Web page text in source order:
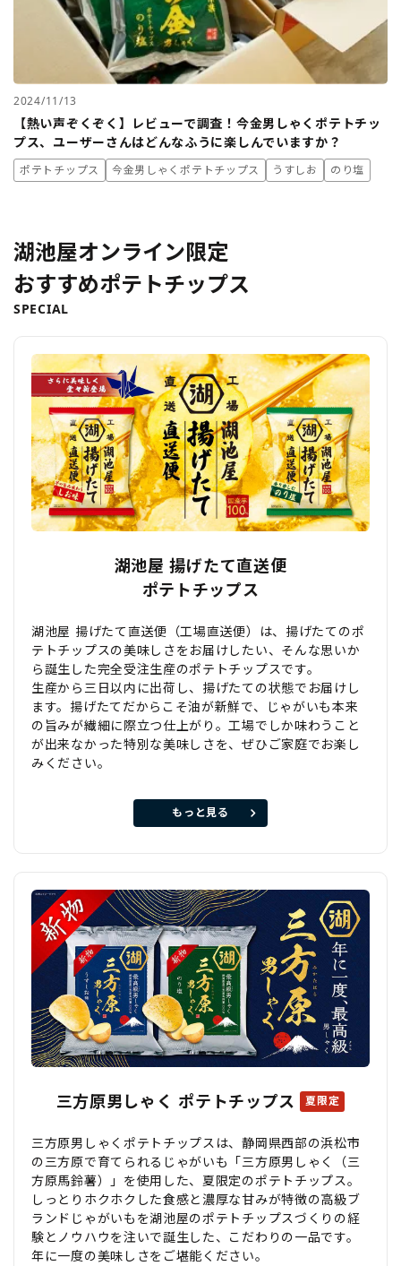
2024/11/13
【熱い声ぞくぞく】レビューで調査！今金男しゃくポテトチッ
プス、ユーザーさんはどんなふうに楽しんでいますか？
ポテトチップス 今金男しゃくポテトチップス うすしお のり塩
湖池屋オンライン限定
おすすめポテトチップス
SPECIAL
湖池屋 揚げたて直送便
ポテトチップス
湖池屋 揚げたて直送便（工場直送便）は、揚げたてのポ
テトチップスの美味しさをお届けしたい、そんな思いか
ら誕生した完全受注生産のポテトチップスです。
生産から三日以内に出荷し、揚げたての状態でお届けし
ます。揚げたてだからこそ油が新鮮で、じゃがいも本来
の旨みが繊細に際立つ仕上がり。工場でしか味わうこと
が出来なかった特別な美味しさを、ぜひご家庭でお楽し
みください。
もっと見る
三方原男しゃく ポテトチップス 夏限定
三方原男しゃくポテトチップスは、静岡県西部の浜松市
の三方原で育てられるじゃがいも「三方原男しゃく（三
方原馬鈴薯）」を使用した、夏限定のポテトチップス。
しっとりホクホクした食感と濃厚な甘みが特徴の高級ブ
ランドじゃがいもを湖池屋のポテトチップスづくりの経
験とノウハウを注いで誕生した、こだわりの一品です。
年に一度の美味しさをご堪能ください。